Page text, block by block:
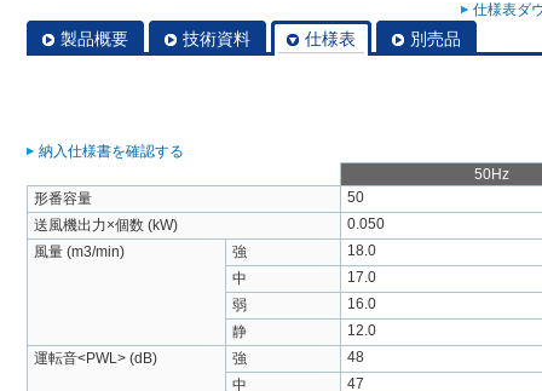
仕様表ダ
製品概要 技術資料 仕様表 別売品
納入仕様書を確認する
50Hz
形番容量
50
送風機出力×個数 (kW)
0.050
風量 (m3/min)
強
18.0
中
17.0
弱
16.0
静
12.0
運転音<PWL> (dB)
強
48
中
47